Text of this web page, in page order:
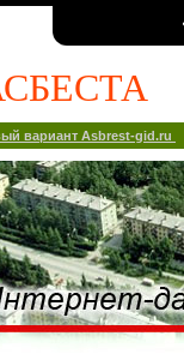
вариант Asbrest-gid.ru